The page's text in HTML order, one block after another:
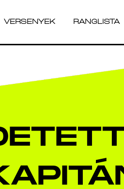
VERSENYEK RANGLISTA